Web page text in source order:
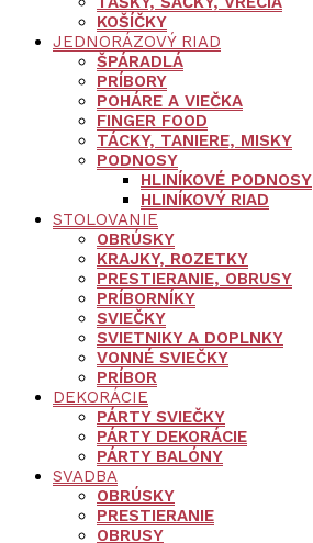
KOŠÍČKY
JEDNORÁZOVÝ RIAD
ŠPÁRADLÁ
PRÍBORY
POHÁRE A VIEČKA
FINGER FOOD
TÁCKY, TANIERE, MISKY
PODNOSY
HLINÍKOVÉ PODNOSY
HLINÍKOVÝ RIAD
STOLOVANIE
OBRÚSKY
KRAJKY, ROZETKY
PRESTIERANIE, OBRUSY
PRÍBORNÍKY
SVIEČKY
SVIETNIKY A DOPLNKY
VONNÉ SVIEČKY
PRÍBOR
DEKORÁCIE
PÁRTY SVIEČKY
PÁRTY DEKORÁCIE
PÁRTY BALÓNY
SVADBA
OBRÚSKY
PRESTIERANIE
OBRUSY